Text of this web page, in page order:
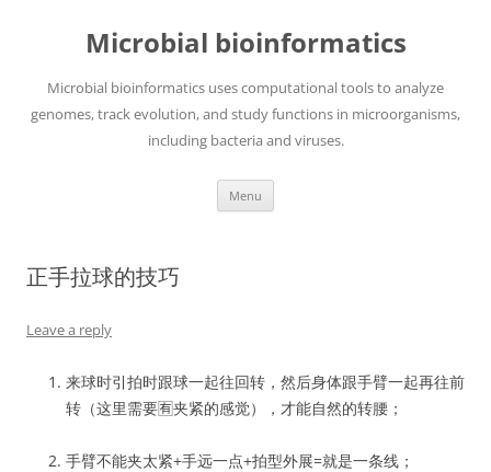
Microbial bioinformatics
Microbial bioinformatics uses computational tools to analyze
genomes, track evolution, and study functions in microorganisms,
including bacteria and viruses.
Menu
正手拉球的技巧
Leave a reply
来球时引拍时跟球一起往回转，然后身体跟手臂一起再往前
转（这里需要🈶夹紧的感觉），才能自然的转腰；
手臂不能夹太紧+手远一点+拍型外展=就是一条线；